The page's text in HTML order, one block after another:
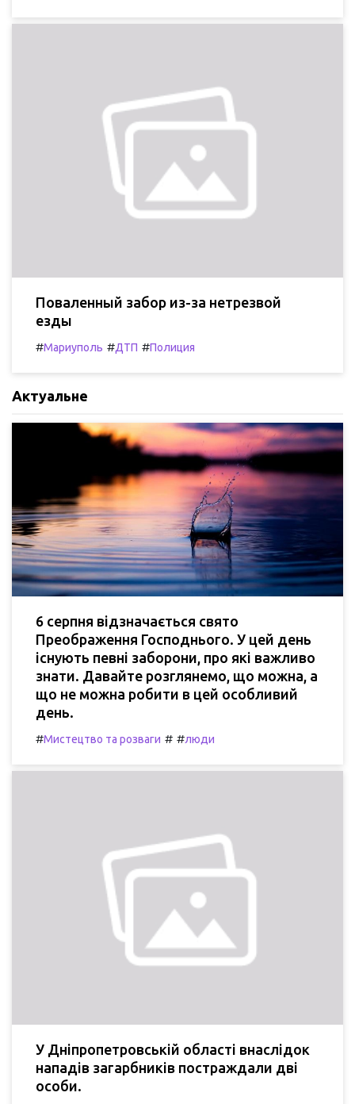
Поваленный забор из-за нетрезвой
езды
#Мариуполь #ДТП #Полиция
Актуальне
6 серпня відзначається свято
Преображення Господнього. У цей день
існують певні заборони, про які важливо
знати. Давайте розглянемо, що можна, а
що не можна робити в цей особливий
день.
#Мистецтво та розваги # #люди
У Дніпропетровській області внаслідок
нападів загарбників постраждали дві
особи.